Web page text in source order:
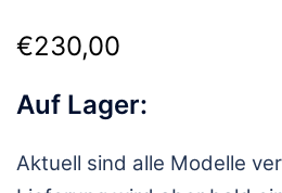
€230,00
Auf Lager:
Aktuell sind alle Modelle